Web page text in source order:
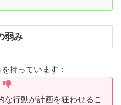
弱み
持っています：
な行動が計画を狂わせるこ